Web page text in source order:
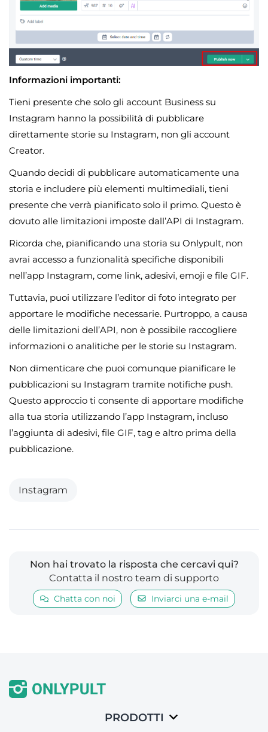
Informazioni importanti:
Tieni presente che solo gli account Business su
Instagram hanno la possibilità di pubblicare
direttamente storie su Instagram, non gli account
Creator.
Quando decidi di pubblicare automaticamente una
storia e includere più elementi multimediali, tieni
presente che verrà pianificato solo il primo. Questo è
dovuto alle limitazioni imposte dall’API di Instagram.
Ricorda che, pianificando una storia su Onlypult, non
avrai accesso a funzionalità specifiche disponibili
nell’app Instagram, come link, adesivi, emoji e file GIF.
Tuttavia, puoi utilizzare l’editor di foto integrato per
apportare le modifiche necessarie. Purtroppo, a causa
delle limitazioni dell’API, non è possibile raccogliere
informazioni o analitiche per le storie su Instagram.
Non dimenticare che puoi comunque pianificare le
pubblicazioni su Instagram tramite notifiche push.
Questo approccio ti consente di apportare modifiche
alla tua storia utilizzando l’app Instagram, incluso
l’aggiunta di adesivi, file GIF, tag e altro prima della
pubblicazione.
Instagram
Non hai trovato la risposta che cercavi qui?
Contatta il nostro team di supporto
Chatta con noi Inviarci una e-mail
PRODOTTI